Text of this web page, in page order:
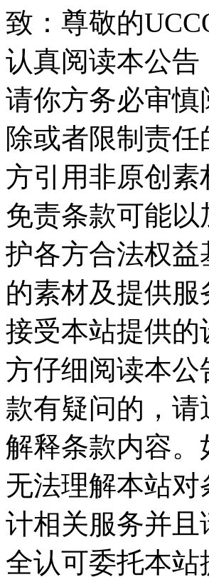
致：尊敬的
认真阅读本公
请你方务必审
除或者限制责
方引用非原创
免责条款可能
护各方合法权
的素材及提供
接受本站提供
方仔细阅读本
款有疑问的，
解释条款内容
无法理解本站
计相关服务并
全认可委托本